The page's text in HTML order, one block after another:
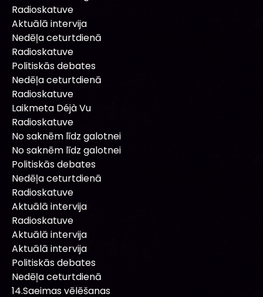
Radioskatuve
Aktuālā intervija
Nedēļa ceturtdienā
Radioskatuve
Politiskās debates
Nedēļa ceturtdienā
Radioskatuve
Laikmeta Déjà Vu
Radioskatuve
No saknēm līdz galotnei
No saknēm līdz galotnei
Politiskās debates
Nedēļa ceturtdienā
Radioskatuve
Aktuālā intervija
Radioskatuve
Aktuālā intervija
Aktuālā intervija
Politiskās debates
Nedēļa ceturtdienā
14.Saeimas vēlēšanas